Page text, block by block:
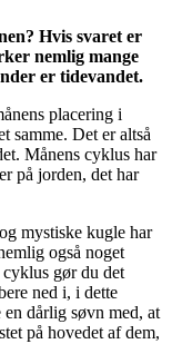
Hvis svaret er
nemlig mange
er tidevandet.
placering i
samme. Det er altså
Månens cyklus har
på jorden, det har
mystiske kugle har
også noget
gør du det
ned i, i dette
dårlig søvn med, at
på hovedet af dem,